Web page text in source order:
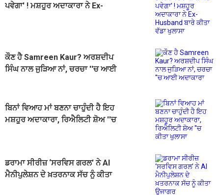
ਪਵੇਗਾ' ! ਮਸ਼ਹੂਰ ਅਦਾਕਾਰਾ ਨੇ Ex-
ਕੌਣ ਹੈ Samreen Kaur? ਅਰਸ਼ਦੀਪ
ਸਿੰਘ ਨਾਲ ਜੁੜਿਆ ਨਾਂ, ਚਰਚਾ ''ਚ ਆਈ
ਬਿਨਾਂ ਵਿਆਹ ਮਾਂ ਬਣਨਾ ਚਾਹੁੰਦੀ ਹੈ ਇਹ
ਮਸ਼ਹੂਰ ਅਦਾਕਾਰਾ, ਰਿਐਲਿਟੀ ਸ਼ੋਅ ''ਚ
ਡਰਾਮਾ ਸੀਰੀਜ਼ ‘ਸਰਵਿਸ ਗਰਲ’ ਨੇ AI
ਮੈਨੀਪੁਲੇਸ਼ਨ ਦੇ ਖ਼ਤਰਨਾਕ ਸੱਚ ਨੂੰ ਕੀਤਾ